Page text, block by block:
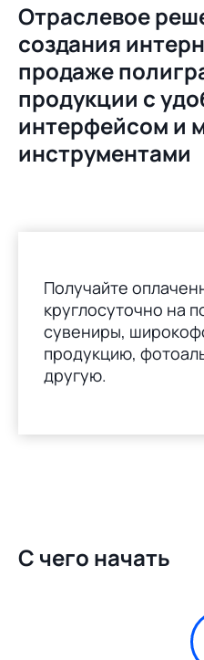
Отраслевое
создания
продаже
продукции с
интерфейсом и
инструментами
Получайте
круглосуточно на
сувениры,
продукцию,
другую.
С чего начать